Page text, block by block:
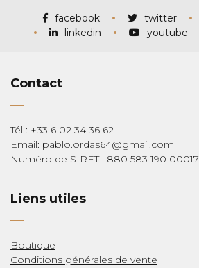
facebook twitter
linkedin
youtube
Contact
Tél : +33 6 02 34 36 62
Email: pablo.ordas64@gmail.com
Numéro de SIRET : 880 583 190 00017
Liens utiles
Boutique
Conditions générales de vente